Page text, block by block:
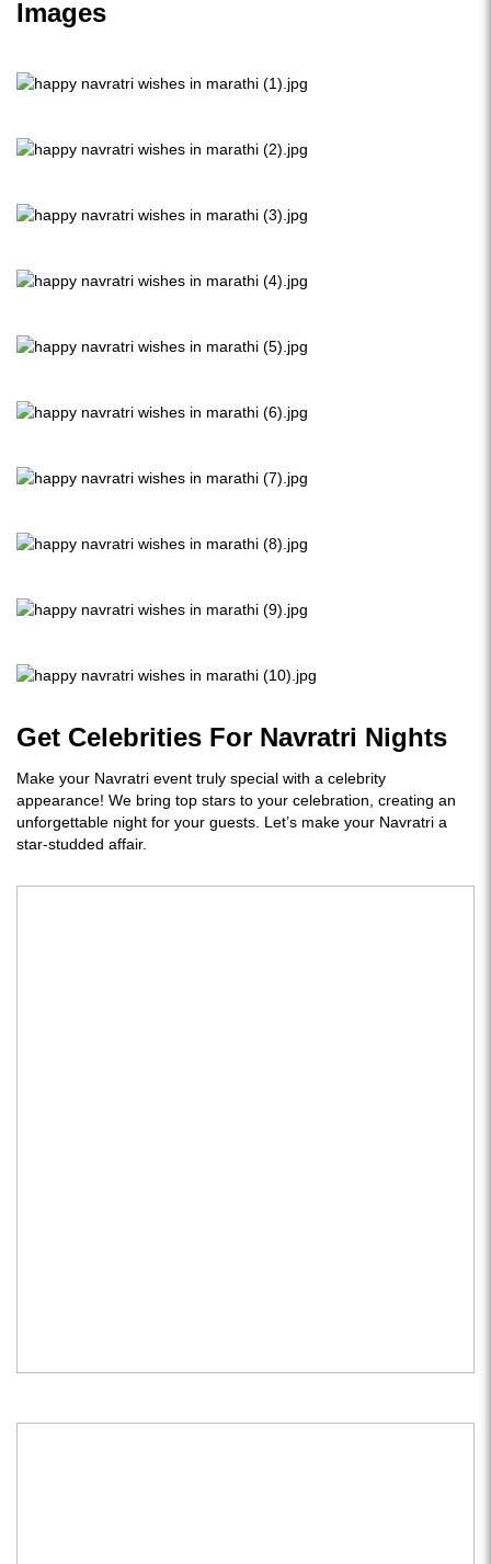
Images
Get Celebrities For Navratri Nights
Make your Navratri event truly special with a celebrity
appearance! We bring top stars to your celebration, creating an
unforgettable night for your guests. Let’s make your Navratri a
star-studded affair.